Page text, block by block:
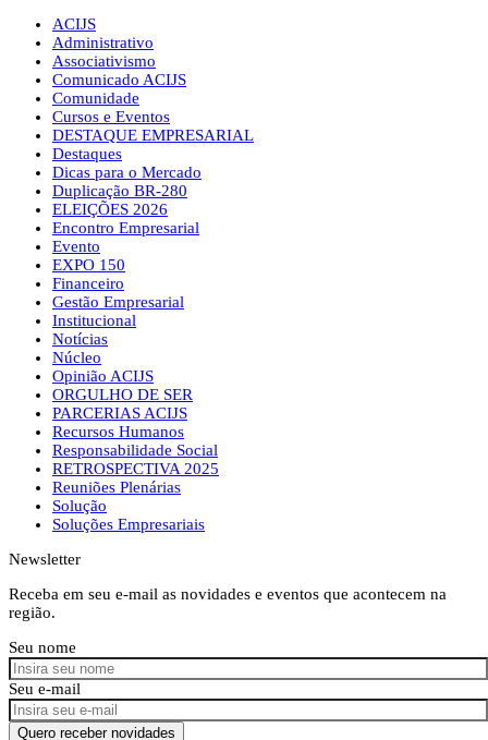
ACIJS
Administrativo
Associativismo
Comunicado ACIJS
Comunidade
Cursos e Eventos
DESTAQUE EMPRESARIAL
Destaques
Dicas para o Mercado
Duplicação BR-280
ELEIÇÕES 2026
Encontro Empresarial
Evento
EXPO 150
Financeiro
Gestão Empresarial
Institucional
Notícias
Núcleo
Opinião ACIJS
ORGULHO DE SER
PARCERIAS ACIJS
Recursos Humanos
Responsabilidade Social
RETROSPECTIVA 2025
Reuniões Plenárias
Solução
Soluções Empresariais
Newsletter
Receba em seu e-mail as novidades e eventos que acontecem na
região.
Seu nome
Seu e-mail
Quero receber novidades